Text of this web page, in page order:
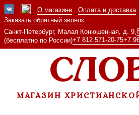
О магазине Оплата и доставка
Заказать обратный звонок
Санкт-Петербург, Малая Конюшенная, д. 9,
(бесплатно по России)+7 812 571-20-75+7
МАГАЗИН